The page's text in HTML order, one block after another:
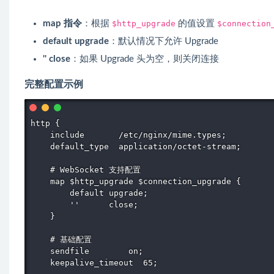
map 指令 ：根据 $http_upgrade 的值设置
default upgrade ：默认情况下允许 Upgrade
'' close ：如果 Upgrade 头为空，则关闭连接
完整配置示例
http {
    include       /etc/nginx/mime.types;
    default_type  application/octet-stream;
    # WebSocket 支持配置
    map $http_upgrade $connection_upgrade {
        default upgrade;
        ''      close;
    }
    # 基础配置
    sendfile        on;
    keepalive_timeout  65;